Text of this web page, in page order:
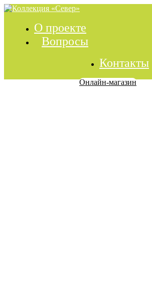
О проекте
Вопросы
Контакты
Онлайн-магазин